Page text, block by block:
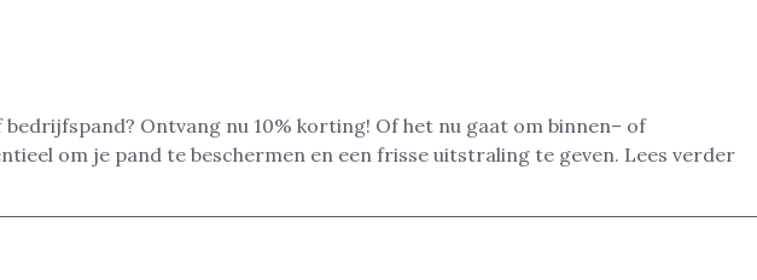
Ontvang nu 10% korting! Of het nu gaat om binnen– of
om je pand te beschermen en een frisse uitstraling te geven. Lees verder